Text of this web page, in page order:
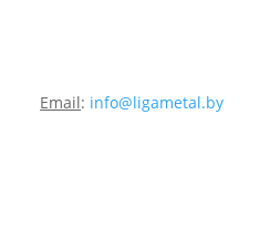
Email: info@ligametal.by